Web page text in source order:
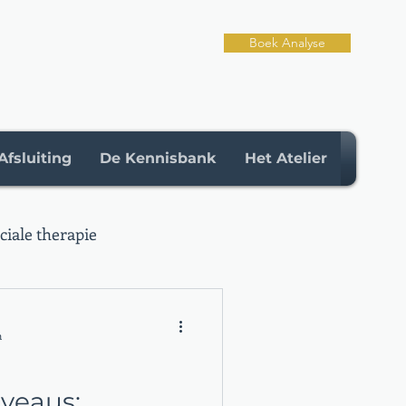
Boek Analyse
De Kennisbank Het Atelier
therapie